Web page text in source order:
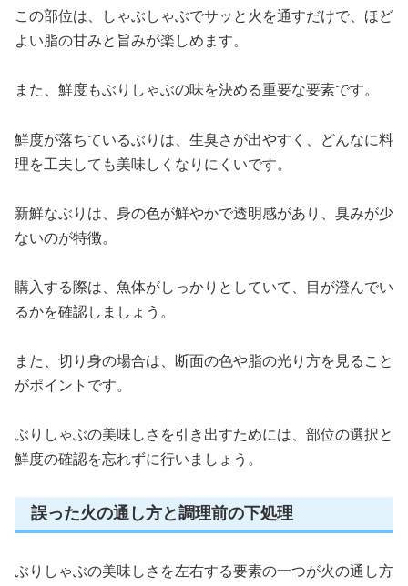
この部位は、しゃぶしゃぶでサッと火を通すだけで、ほど
よい脂の甘みと旨みが楽しめます。
また、鮮度もぶりしゃぶの味を決める重要な要素です。
鮮度が落ちているぶりは、生臭さが出やすく、どんなに料
理を工夫しても美味しくなりにくいです。
新鮮なぶりは、身の色が鮮やかで透明感があり、臭みが少
ないのが特徴。
購入する際は、魚体がしっかりとしていて、目が澄んでい
るかを確認しましょう。
また、切り身の場合は、断面の色や脂の光り方を見ること
がポイントです。
ぶりしゃぶの美味しさを引き出すためには、部位の選択と
鮮度の確認を忘れずに行いましょう。
誤った火の通し方と調理前の下処理
ぶりしゃぶの美味しさを左右する要素の一つが火の通し方